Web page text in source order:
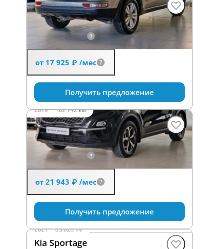
Kia Sportage
2 л (150 л.с.), АКПП, бензин, передний
1 749 000 ₽
от 17 925 ₽ /мес
Получить предложение
2019·102 142 км
Kia Sportage
2 л (150 л.с.), АКПП, бензин, передний
2 141 000 ₽
от 21 943 ₽ /мес
Получить предложение
2021·83 028 км
Kia Sportage